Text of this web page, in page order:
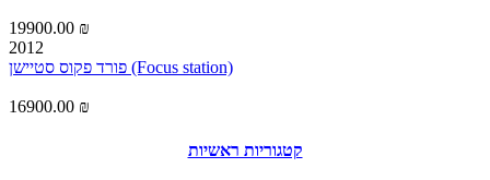
19900.00 ₪
2012
פורד פקוס סטיישן (Focus station)
16900.00 ₪
קטגוריות ראשיות